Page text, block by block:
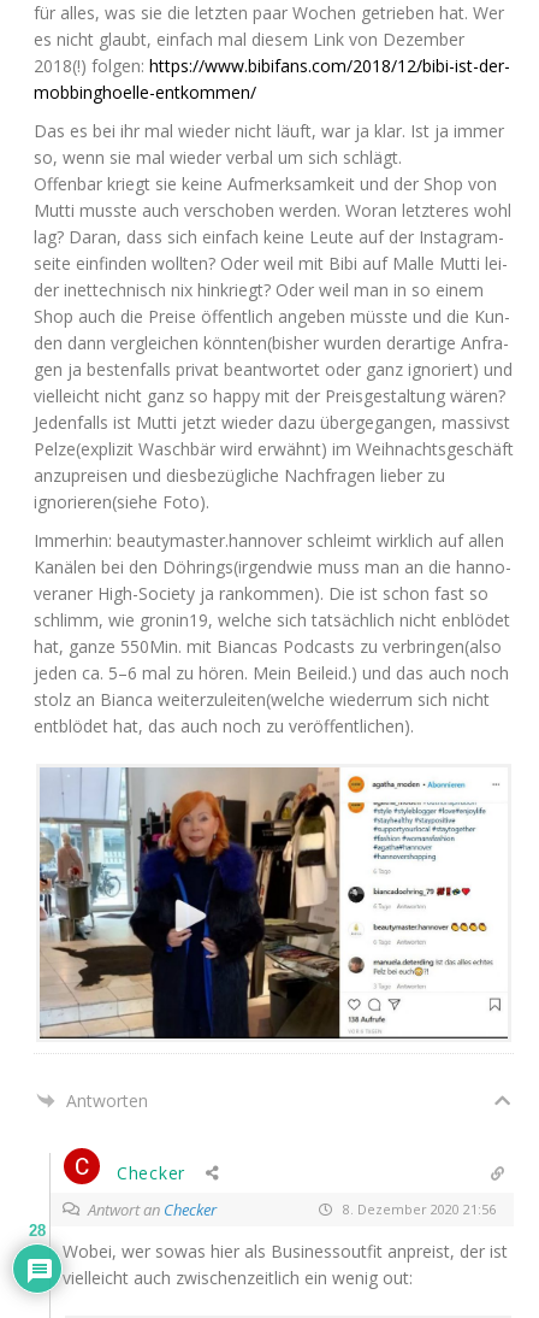
für alles, was sie die letz­ten paar Wochen getrie­ben hat. Wer
es nicht glaubt, ein­fach mal die­sem Link von Dezem­ber
2018(!) fol­gen: https://www.bibifans.com/2018/12/bibi-ist-der-
mobbinghoelle-entkommen/
Das es bei ihr mal wie­der nicht läuft, war ja klar. Ist ja immer
so, wenn sie mal wie­der ver­bal um sich schlägt.
Offen­bar kriegt sie kei­ne Auf­merk­sam­keit und der Shop von
Mut­ti muss­te auch ver­scho­ben wer­den. Wor­an letz­te­res wohl
lag? Dar­an, dass sich ein­fach kei­ne Leu­te auf der Insta­gram­
sei­te ein­fin­den woll­ten? Oder weil mit Bibi auf Mal­le Mut­ti lei­
der inet­tech­nisch nix hin­kriegt? Oder weil man in so einem
Shop auch die Prei­se öffent­lich ange­ben müss­te und die Kun­
den dann ver­glei­chen könnten(bisher wur­den der­ar­ti­ge Anfra­
gen ja bes­ten­falls pri­vat beant­wor­tet oder ganz igno­riert) und
viel­leicht nicht ganz so hap­py mit der Preis­ge­stal­tung wären?
Jeden­falls ist Mut­ti jetzt wie­der dazu über­ge­gan­gen, mas­sivst
Pelze(explizit Wasch­bär wird erwähnt) im Weih­nachts­ge­schäft
anzu­prei­sen und dies­be­züg­li­che Nach­fra­gen lie­ber zu
ignorieren(siehe Foto).
Immer­hin: beautymaster.hannover schleimt wirk­lich auf allen
Kanä­len bei den Döhrings(irgendwie muss man an die han­no­
ve­ra­ner High-Socie­ty ja ran­kom­men). Die ist schon fast so
schlimm, wie gronin19, wel­che sich tat­säch­lich nicht enblö­det
hat, gan­ze 550Min. mit Bian­cas Pod­casts zu verbringen(also
jeden ca. 5–6 mal zu hören. Mein Bei­leid.) und das auch noch
stolz an Bian­ca weiterzuleiten(welche wie­der­rum sich nicht
ent­blö­det hat, das auch noch zu veröffentlichen).
Antworten
Checker
Antwort an Checker 8. Dezember 2020 21:56
Wobei, wer sowas hier als Busi­ness­out­fit anpreist, der ist
viel­leicht auch zwi­schen­zeit­lich ein wenig out:
28